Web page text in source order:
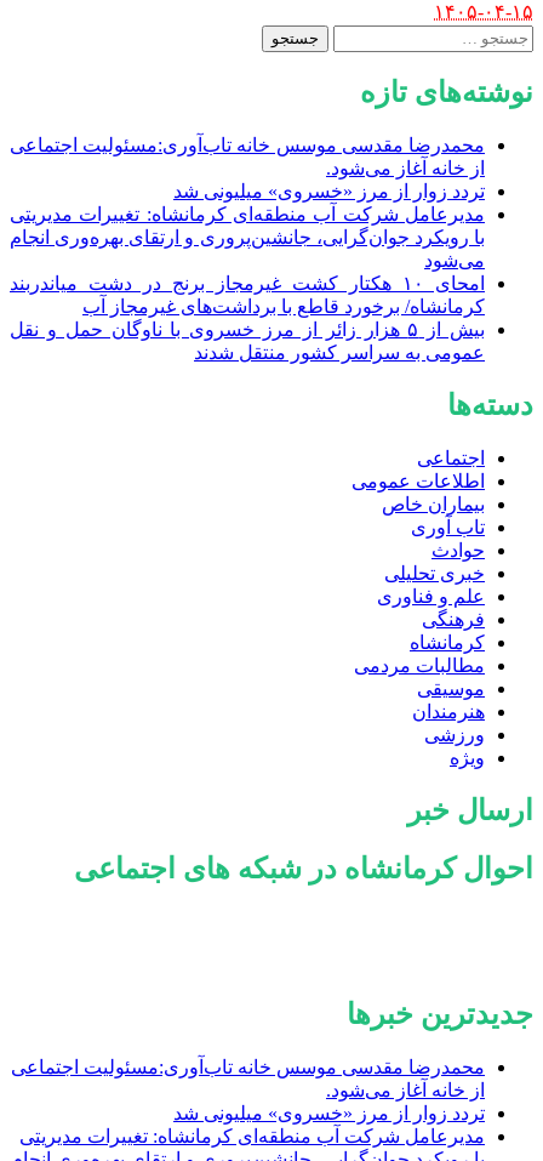
by
۱۴۰۵-۰۴-۱۵
جستجو
برای:
نوشته‌های تازه
محمدرضا مقدسی موسس خانه تاب‌آوری:مسئولیت اجتماعی
از خانه آغاز می‌شود.
تردد زوار از مرز «خسروی» میلیونی شد
مدیرعامل شرکت آب منطقه‌ای کرمانشاه: تغییرات مدیریتی
با رویکرد جوان‌گرایی، جانشین‌پروری و ارتقای بهره‌وری انجام
می‌شود
امحای ۱۰ هکتار کشت غیرمجاز برنج در دشت میاندربند
کرمانشاه/ برخورد قاطع با برداشت‌های غیرمجاز آب
بیش از ۵ هزار زائر از مرز خسروی با ناوگان حمل‌ و نقل
عمومی به سراسر کشور منتقل شدند
دسته‌ها
اجتماعی
اطلاعات عمومی
بیماران خاص
تاب آوری
حوادث
خبری تحلیلی
علم و فناوری
فرهنگی
کرمانشاه
مطالبات مردمی
موسیقی
هنرمندان
ورزشی
ویژه
ارسال خبر
احوال کرمانشاه در شبکه های اجتماعی
جدیدترین خبرها
محمدرضا مقدسی موسس خانه تاب‌آوری:مسئولیت اجتماعی
از خانه آغاز می‌شود.
تردد زوار از مرز «خسروی» میلیونی شد
مدیرعامل شرکت آب منطقه‌ای کرمانشاه: تغییرات مدیریتی